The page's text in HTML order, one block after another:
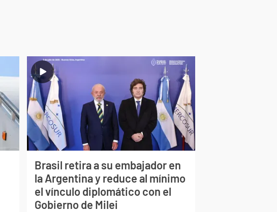
Brasil retira a su embajador en
la Argentina y reduce al mínimo
el vínculo diplomático con el
Gobierno de Milei